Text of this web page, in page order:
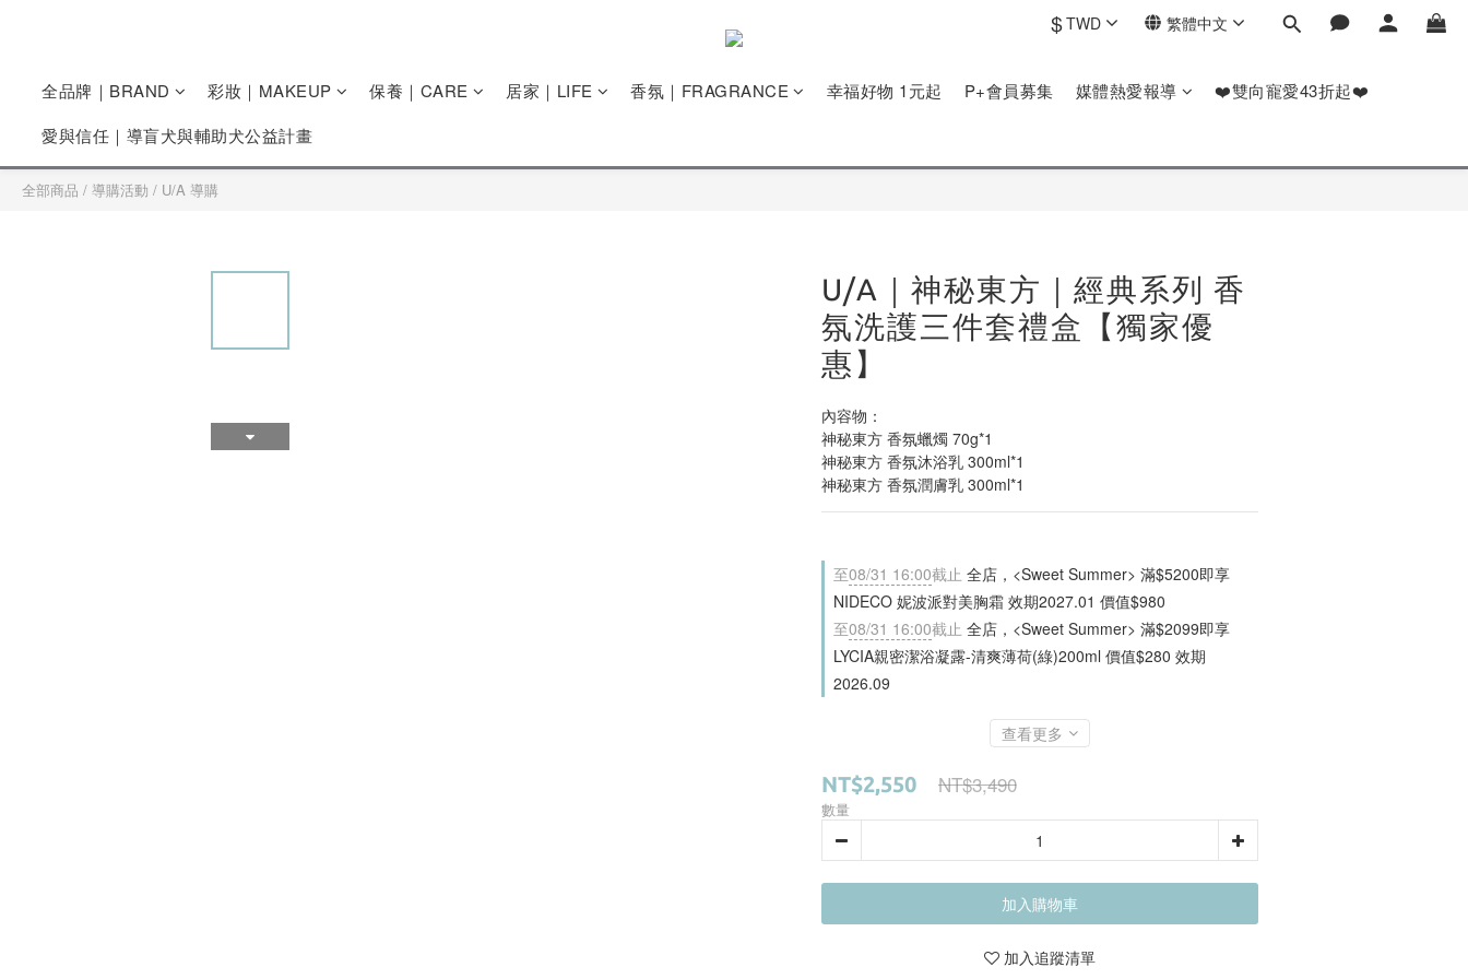
$TWD 繁體中文
全品牌｜BRAND 彩妝｜MAKEUP 保養｜CARE 居家｜LIFE 香氛｜FRAGRANCE 幸福好物 1元起 P+會員募集 媒體熱愛報導
❤️雙向寵愛43折起❤️
愛與信任｜導盲犬與輔助犬公益計畫
全部商品 / 導購活動 / U/A 導購
U/A｜神秘東方｜經典系列 香
氛洗護三件套禮盒【獨家優
惠】
內容物：
神秘東方 香氛蠟燭 70g*1
神秘東方 香氛沐浴乳 300ml*1
神秘東方 香氛潤膚乳 300ml*1
至08/31 16:00截止 全店，<Sweet Summer> 滿$5200即享
NIDECO 妮波派對美胸霜 效期2027.01 價值$980
至08/31 16:00截止 全店，<Sweet Summer> 滿$2099即享
LYCIA親密潔浴凝露-清爽薄荷(綠)200ml 價值$280 效期
2026.09
查看更多
NT$2,550 NT$3,490
數量
加入購物車
加入追蹤清單